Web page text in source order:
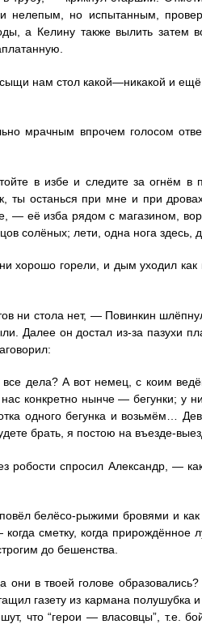
нелепым, но испытанным,
а Келину также вылить затем
нам стол какой—никакой и
мрачным впрочем голосом
в избе и следите за огнём
ты останься при мне и при
— её изба рядом с магазином,
солёных; лети, одна нога здесь,
хорошо горели, и дым уходил как
ни стола нет, — Повинкин
Далее он достал из-за пазухи
дела? А вот немец, с коим
конкретно нынче — бегунки; у
одного бегунка и возьмём…
брать, я постою на въезде-
робости спросил Александр, —
белёсо-рыжими бровями и
сметку, когда прирождённое
до бешенства.
в твоей голове
газету из кармана полушубка
что “герои — власовцы”, т.е.